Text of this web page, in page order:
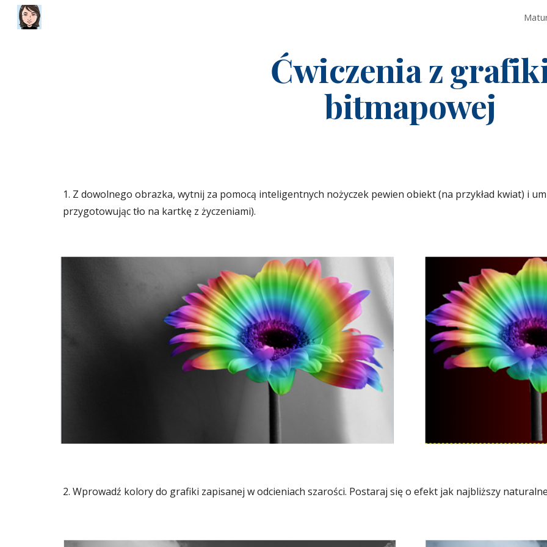
Skip to
Ćwiczenia z
bitmapowej
1. Z dowolnego obrazka, wytnij za pomocą inteligentnych nożyczek pewien obiekt (na przykład kwiat) i
przygotowując tło na kartkę z życzeniami).
2. Wprowadź kolory do grafiki zapisanej w odcieniach szarości. Postaraj się o efekt jak najbliższy